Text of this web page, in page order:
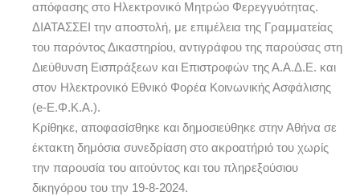
απόφασης στο Ηλεκτρονικό Μητρώο Φερεγγυότητας.
ΔΙΑΤΑΣΣΕΙ την αποστολή, με επιμέλεια της Γραμματείας
του παρόντος Δικαστηρίου, αντιγράφου της παρούσας στη
Διεύθυνση Εισπράξεων και Επιστροφών της Α.Α.Δ.Ε. και
στον Ηλεκτρονικό Εθνικό Φορέα Κοινωνικής Ασφάλισης
(e-Ε.Φ.Κ.Α.).
Κρίθηκε, αποφασίσθηκε και δημοσιεύθηκε στην Αθήνα σε
έκτακτη δημόσια συνεδρίαση στο ακροατήριό του χωρίς
την παρουσία του αιτούντος και του πληρεξούσιου
δικηγόρου του την 19-8-2024.